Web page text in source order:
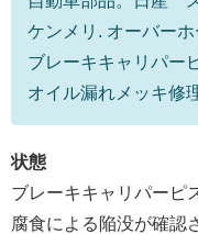
ケンメリ. オーバーホ
ブレーキキャリパー
オイル漏れメッキ修
状態
ブレーキキャリパーピ
腐食による陥没が確認